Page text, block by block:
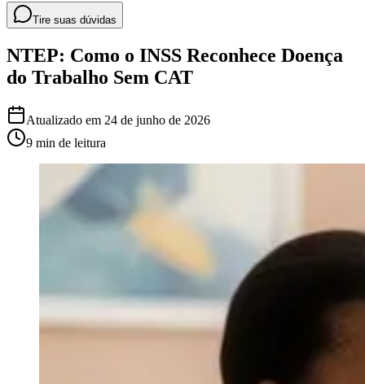
Tire suas dúvidas
NTEP: Como o INSS Reconhece Doença
do Trabalho Sem CAT
Atualizado em 24 de junho de 2026
9 min de leitura